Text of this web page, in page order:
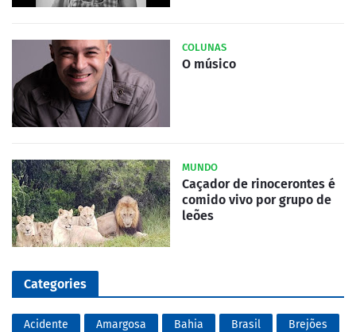
COLUNAS
O músico
MUNDO
Caçador de rinocerontes é
comido vivo por grupo de
leões
Categories
Acidente Amargosa Bahia Brasil
Brejões